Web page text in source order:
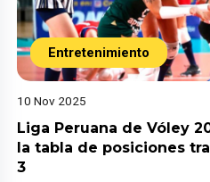
Entretenimiento
10 Nov 2025
Liga Peruana de Vóley
la tabla de posiciones
3